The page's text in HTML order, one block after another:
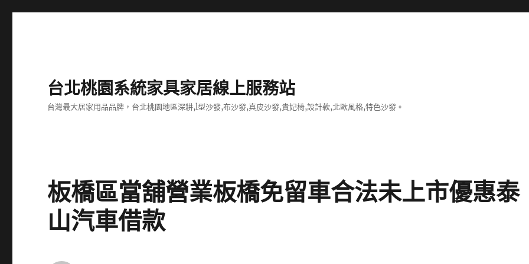
台北桃園系統家具家居線上服務站
台灣最大居家用品品牌，台北桃園地區深耕,l型沙發,布沙發,真皮沙發,貴妃椅,設計款,北歐風格,特色沙發。
板橋區當舖營業板橋免留車合法未上市優惠泰
山汽車借款